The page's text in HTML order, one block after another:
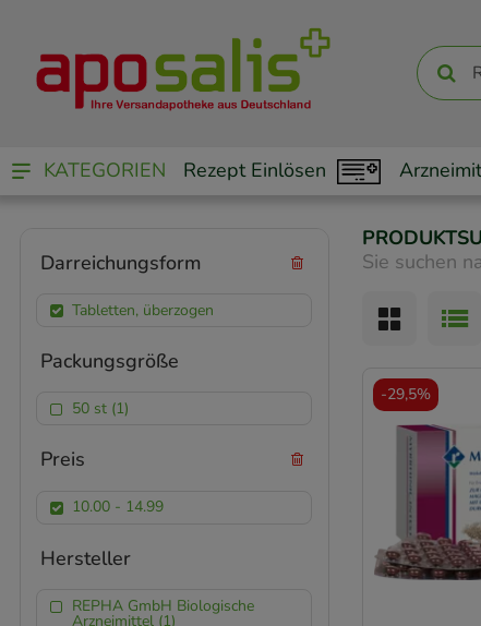
KATEGORIEN Rezept Einlösen
Sie suchen
-29,5%
Darreichungsform
Tabletten, überzogen
Packungsgröße
50 st (1)
Preis
10.00 - 14.99
Hersteller
REPHA GmbH Biologische
Arzneimittel (1)